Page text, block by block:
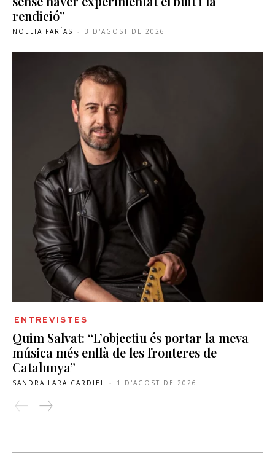
rendició”
NOELIA FARÍAS - 3 D'AGOST DE 2026
ENTREVISTES
Quim Salvat: “L’objectiu és portar la meva
música més enllà de les fronteres de
Catalunya”
SANDRA LARA CARDIEL - 1 D'AGOST DE 2026